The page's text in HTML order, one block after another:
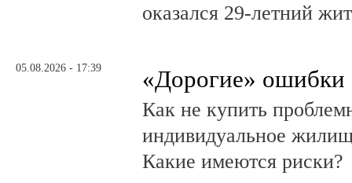
оказался 29-летний
05.08.2026 - 17:39 «Дорогие» ошибки
Как не купить
индивидуальное
Какие имеются риски?